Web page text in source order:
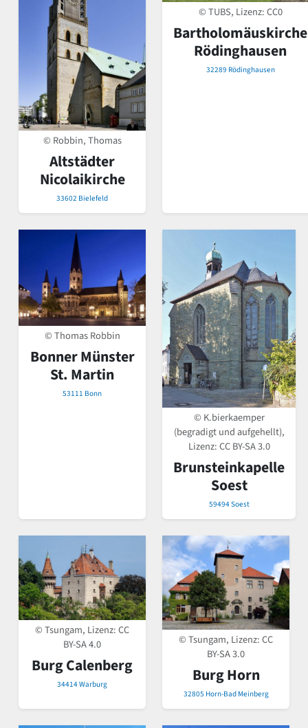
© Robbin, Thomas
Altstädter
Nicolaikirche
33602 Bielefeld
© TUBS, Lizenz:CC0
Bartholomäuskirche
Rödinghausen
32289 Rödinghausen
© Thomas Robbin
Bonner Münster
St. Martin
53111 Bonn
© K.bierkaemper
(begradigt und aufgehellt),
Lizenz:CC BY-SA 3.0
Brunsteinkapelle
Soest
59494 Soest
© Tsungam, Lizenz:CC
BY-SA 4.0
Burg Calenberg
34414 Warburg
© Tsungam, Lizenz:CC
BY-SA 3.0
Burg Horn
32805 Horn-Bad Meinberg